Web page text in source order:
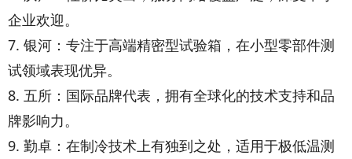
企业欢迎。
7. 银河：专注于高端精密型试验箱，在小型零部件测
试领域表现优异。
8. 五所：国际品牌代表，拥有全球化的技术支持和品
牌影响力。
9. 勤卓：在制冷技术上有独到之处，适用于极低温测